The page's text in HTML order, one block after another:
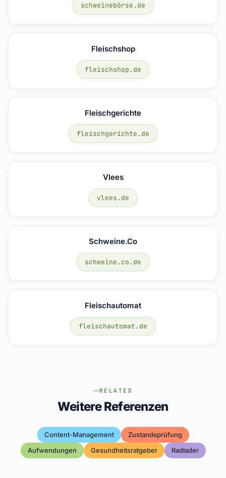
schweinebörse.de
Fleischshop
fleischshop.de
Fleischgerichte
fleischgerichte.de
Vlees
vlees.de
Schweine.co
schweine.co.de
Fleischautomat
fleischautomat.de
RELATED
Weitere Referenzen
Content-Management
Zustandsprüfung
Aufwendungen
Gesundheitsratgeber Radlader